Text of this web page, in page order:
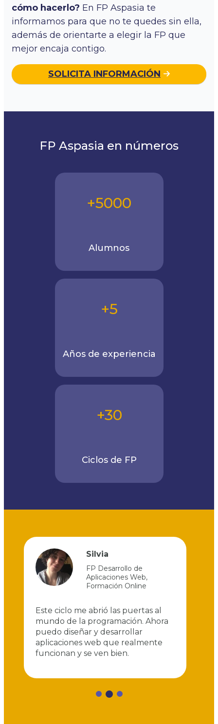
cómo hacerlo? En FP Aspasia te
informamos para que no te quedes sin ella,
además de orientarte a elegir la FP que
mejor encaja contigo.
SOLICITA INFORMACIÓN
FP Aspasia en números
+5000
Alumnos
+5
Años de experiencia
+30
Ciclos de FP
Silvia
FP Desarrollo de
Aplicaciones Web,
Formación Online
Este ciclo me abrió las puertas al
mundo de la programación. Ahora
puedo diseñar y desarrollar
aplicaciones web que realmente
funcionan y se ven bien.